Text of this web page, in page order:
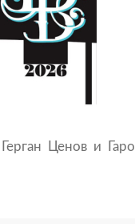
Ценов и Гаро